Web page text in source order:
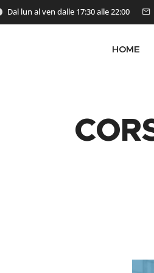
Dal lun al ven dalle 17:30 alle 22:00
HOME